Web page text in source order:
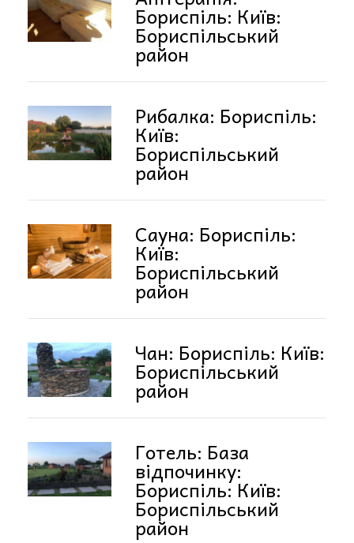
Бориспіль: Київ:
Бориспільський
район
Рибалка: Бориспіль:
Київ:
Бориспільський
район
Сауна: Бориспіль:
Київ:
Бориспільський
район
Чан: Бориспіль: Київ:
Бориспільський
район
Готель: База
відпочинку:
Бориспіль: Київ:
Бориспільський
район